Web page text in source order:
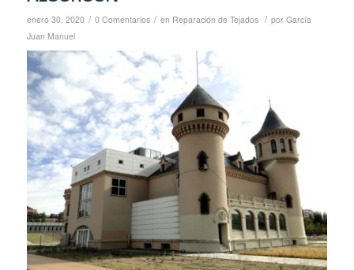
enero 30, 2020 / 0 Comentarios / en Reparación de Tejados / por García
Juan Manuel